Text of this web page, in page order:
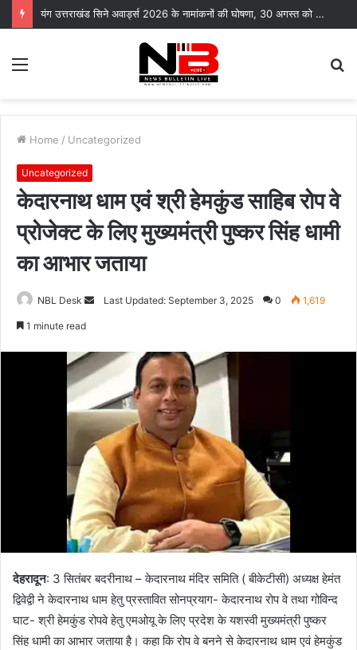
यंग उत्तराखंड सिने अवार्ड्स 2026 के नामांकनों की घोषणा, 30 अगस्त को भारत मंडपम में होगा भव्य समारोह
Menu
Home / Uncategorized
Uncategorized
केदारनाथ धाम एवं श्री हेमकुंड साहिब रोप वे
प्रोजेक्ट के लिए मुख्यमंत्री पुष्कर सिंह धामी
का आभार जताया
NBL Desk
SendLast Updated: September 3, 2025 0 1,619
1 minute read
देहरादून: 3 सितंबर बदरीनाथ – केदारनाथ मंदिर समिति ( बीकेटीसी) अध्यक्ष हेमंत
द्विवेद्वी ने केदारनाथ धाम हेतु प्रस्तावित सोनप्रयाग- केदारनाथ रोप वे तथा गोविन्द
घाट- श्री हेमकुंड रोपवे हेतु एमओयू के लिए प्रदेश के यशस्वी मुख्यमंत्री पुष्कर
सिंह धामी का आभार जताया है। कहा कि रोप वे बनने से केदारनाथ धाम एवं हेमकुंड